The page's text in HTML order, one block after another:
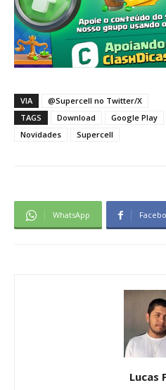
VIA
@Supercell no Twitter/X
TAGS
Download Google Play
Novidades
Supercell
WhatsApp
Lucas